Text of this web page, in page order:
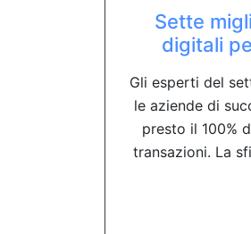
Sette
digitali
Gli esperti del
le aziende di
presto il 100%
transazioni. La